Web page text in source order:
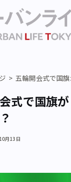
五輪開会式で国
式で国旗
月13日